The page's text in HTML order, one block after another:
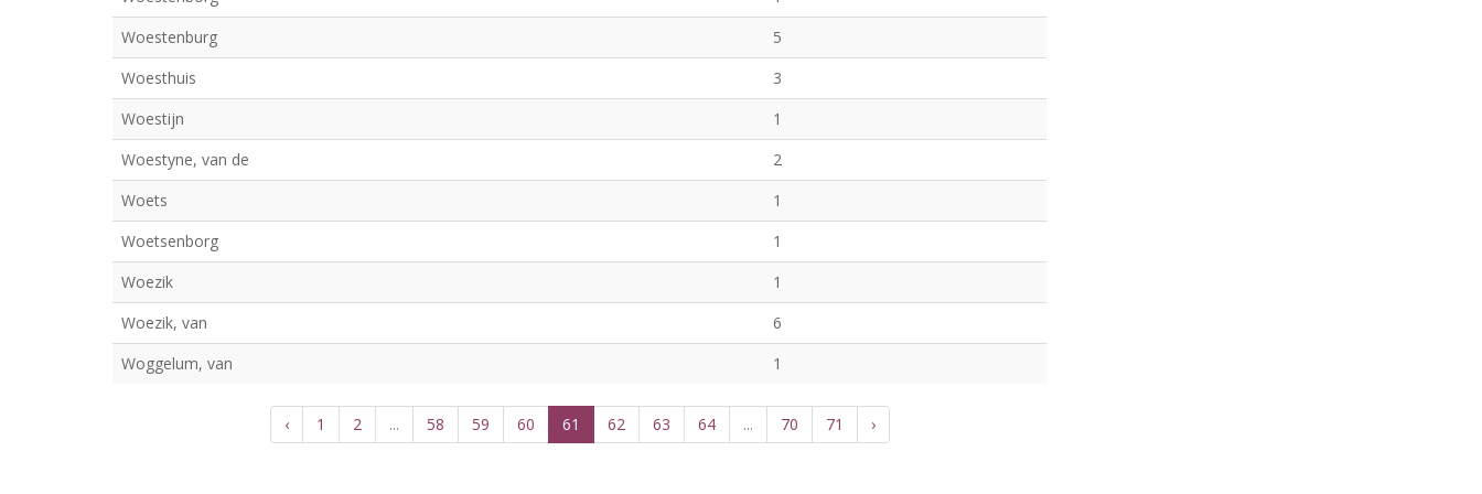
Woestenburg
5
Woesthuis
3
Woestijn
1
Woestyne, van de
2
Woets
1
Woetsenborg
1
Woezik
1
Woezik, van
6
Woggelum, van
1
‹ 1 2 ... 58 59 60 61 62 63 64 ... 70 71 ›